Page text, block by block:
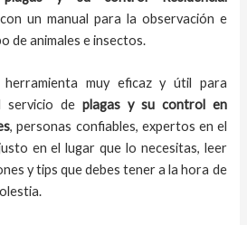
un manual para la observación e
de animales e insectos.
muy eficaz y útil para
servicio de plagas y su control en
, personas confiables, expertos en el
en el lugar que lo necesitas, leer
y tips que debes tener a la hora de